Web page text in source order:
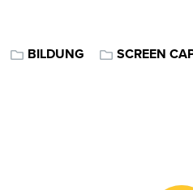
BILDUNG SCREEN